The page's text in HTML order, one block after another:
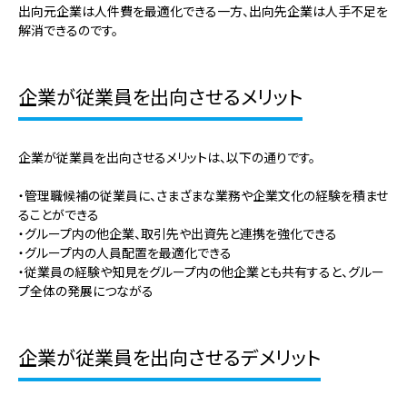
出向元企業は人件費を最適化できる一方、出向先企業は人手不足を
解消できるのです。
企業が従業員を出向させるメリット
企業が従業員を出向させるメリットは、以下の通りです。
・管理職候補の従業員に、さまざまな業務や企業文化の経験を積ませ
ることができる
・グループ内の他企業、取引先や出資先と連携を強化できる
・グループ内の人員配置を最適化できる
・従業員の経験や知見をグループ内の他企業とも共有すると、グルー
プ全体の発展につながる
企業が従業員を出向させるデメリット